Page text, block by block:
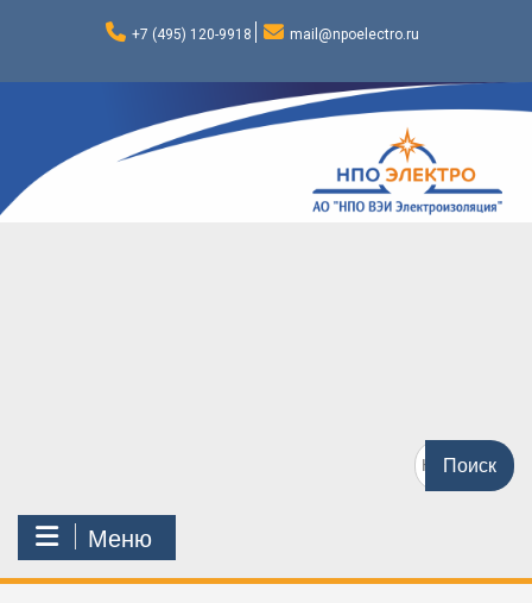
+7 (495) 120-9918 mail@npoelectro.ru
Поиск
по:
Меню